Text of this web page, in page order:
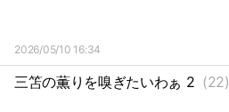
2026/05/10 16:34
三笘の薫りを嗅ぎたいわぁ 2 (22)